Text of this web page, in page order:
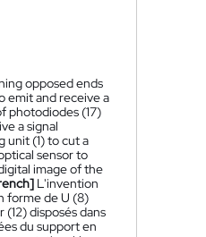
opposed ends
emit and receive a
photodiodes (17)
a signal
unit (1) to cut a
sensor to
image of the
L'invention
forme de U (8)
disposés dans
du support en